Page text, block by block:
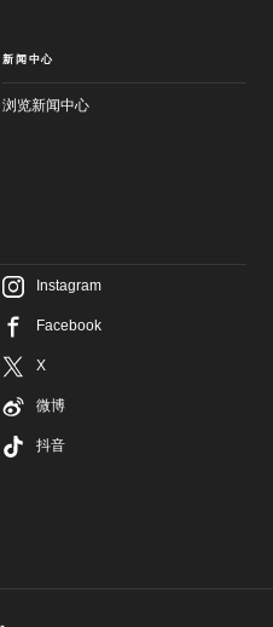
跳
至
主
要
内
跳
至
尾
新闻中心
浏览新闻中心
Instagram
Facebook
X
微博
抖音